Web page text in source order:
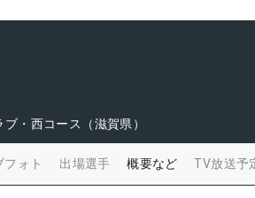
・西コース（滋賀県）
フォト 出場選手 概要など TV放送予